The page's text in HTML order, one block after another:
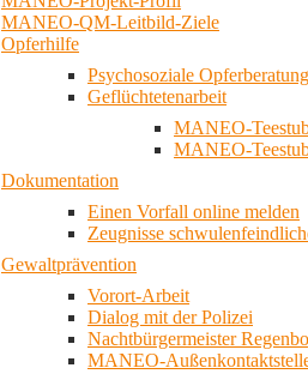
MANEO-QM-Leitbild-Ziele
Opferhilfe
Psychosoziale Opferberatung
Geflüchtetenarbeit
MANEO-
MANEO-
Dokumentation
Einen Vorfall online melden
Zeugnisse
Gewaltprävention
Vorort-Arbeit
Dialog mit der Polizei
Nachtbürgermeister
MANEO-